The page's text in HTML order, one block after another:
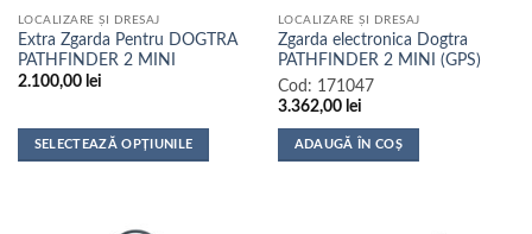
LOCALIZARE ȘI DRESAJ
Extra Zgarda Pentru DOGTRA
PATHFINDER 2 MINI
2.100,00 lei
SELECTEAZĂ OPȚIUNILE
LOCALIZARE ȘI DRESAJ
Zgarda electronica Dogtra
PATHFINDER 2 MINI (GPS)
Cod: 171047
3.362,00 lei
ADAUGĂ ÎN COȘ